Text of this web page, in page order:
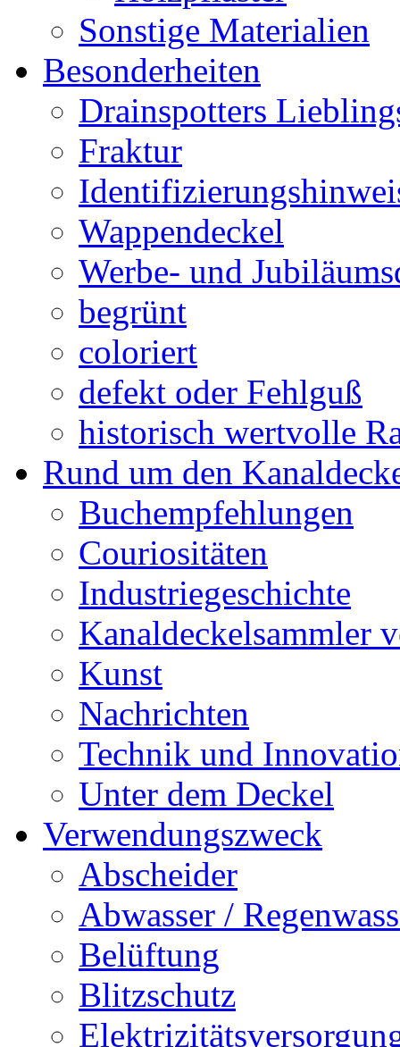
Sonstige Materialien
Besonderheiten
Drainspotters
Fraktur
Wappendeckel
Werbe- und
begrünt
coloriert
defekt oder Fehlguß
historisch wertvolle
Rund um den
Buchempfehlungen
Couriositäten
Industriegeschichte
Kanaldeckelsammler
Kunst
Nachrichten
Technik und
Unter dem Deckel
Verwendungszweck
Abscheider
Abwasser /
Belüftung
Blitzschutz